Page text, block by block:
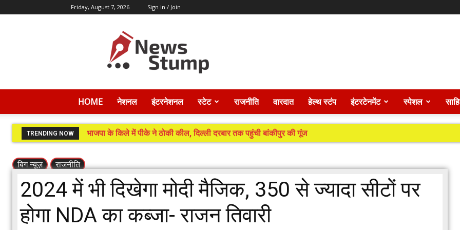
Friday, August 7, 2026 Sign in / Join
Stump
HOME नेशनल इंटरनेशनल स्टेट राजनीति वारदात हेल्थ स्टंप इंटरटेनमेंट स्पेशल
TRENDING NOW भाजपा के किले में पीके ने ठोकी कील, दिल्ली दरबार तक पहुंची बांकीपुर की गूंज
बिग न्यूज़ राजनीति
2024 में भी दिखेगा मोदी मैजिक, 350 से ज्यादा सीटों पर
होगा NDA का कब्जा- राजन तिवारी